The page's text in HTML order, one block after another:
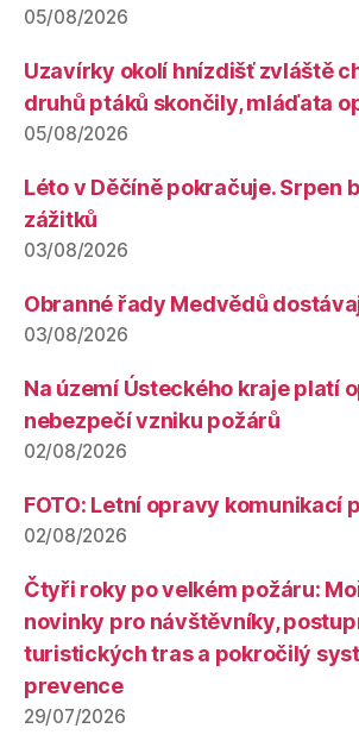
05/08/2026
Uzavírky okolí hnízdišť zvláště
druhů ptáků skončily, mláďata
05/08/2026
Léto v Děčíně pokračuje. Srpen
zážitků
03/08/2026
Obranné řady Medvědů
03/08/2026
Na území Ústeckého kraje platí
nebezpečí vzniku požárů
02/08/2026
FOTO: Letní opravy komunikací
02/08/2026
Čtyři roky po velkém požáru:
novinky pro návštěvníky,
turistických tras a pokročilý
prevence
29/07/2026